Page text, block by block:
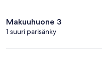
Makuuhuone 3
1 suuri parisänky